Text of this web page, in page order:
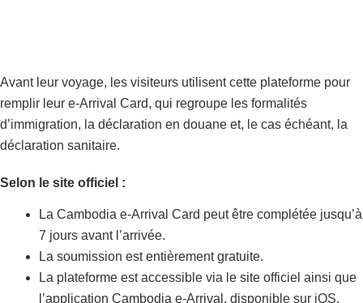
Avant leur voyage, les visiteurs utilisent cette plateforme pour
remplir leur e-Arrival Card, qui regroupe les formalités
d’immigration, la déclaration en douane et, le cas échéant, la
déclaration sanitaire.
Selon le site officiel :
La Cambodia e-Arrival Card peut être complétée jusqu’à
7 jours avant l’arrivée.
La soumission est entièrement gratuite.
La plateforme est accessible via le site officiel ainsi que
l’application Cambodia e-Arrival, disponible sur iOS,